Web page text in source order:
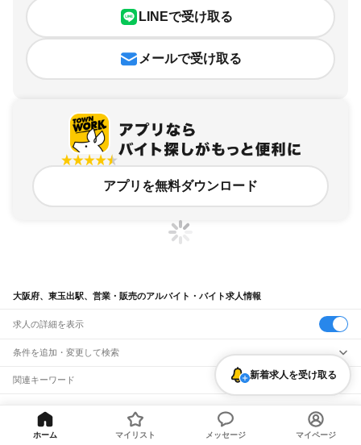
LINEで受け取る
メールで受け取る
アプリを無料ダウンロード
大阪府、東玉出駅、営業・販売のアルバイト・バイト求人情報
求人の詳細を表示
条件を追加・変更して検索
市区町村を追加・変更
大阪府
大阪市
都島区
西区港区 天王寺区 浪速区 東淀川区 東成区
JR京都線
職種を追加・変更
関連キーワード
バイトTOP
大阪市 東玉出駅
営業・販売のアル
バイト・バイト・求人
新着求人を受け取る
ホーム マイリスト メッセージ マイページ